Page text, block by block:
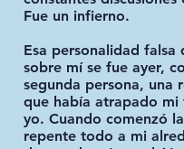
Fue un infierno.
Esa personalidad falsa
sobre mí se fue ayer,
segunda persona, una
que había atrapado mi
yo. Cuando comenzó
repente todo a mi